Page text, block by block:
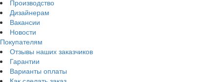
Производство
Дизайнерам
Вакансии
Новости
Покупателям
Отзывы наших заказчиков
Гарантии
Варианты оплаты